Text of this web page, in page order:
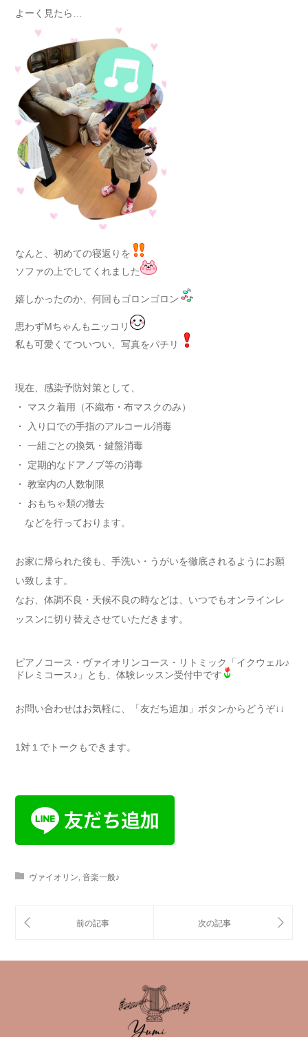
よーく見たら…
なんと、初めての寝返りを
ソファの上でしてくれました
嬉しかったのか、何回もゴロンゴロン
思わずMちゃんもニッコリ
私も可愛くてついつい、写真をパチリ
現在、感染予防対策として、
・ マスク着用（不織布・布マスクのみ）
・ 入り口での手指のアルコール消毒
・ 一組ごとの換気・鍵盤消毒
・ 定期的なドアノブ等の消毒
・ 教室内の人数制限
・ おもちゃ類の撤去
などを行っております。
お家に帰られた後も、手洗い・うがいを徹底されるようにお願
い致します。
なお、体調不良・天候不良の時などは、いつでもオンラインレ
ッスンに切り替えさせていただきます。
ピアノコース・ヴァイオリンコース・リトミック「イクウェル♪
ドレミコース♪」とも、体験レッスン受付中です
お問い合わせはお気軽に、「友だち追加」ボタンからどうぞ↓↓
1対１でトークもできます。
ヴァイオリン, 音楽一般♪